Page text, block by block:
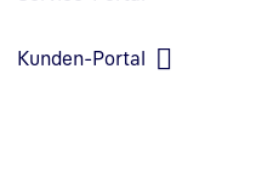
Kunden-Portal